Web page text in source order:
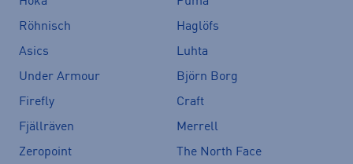
Röhnisch
Haglöfs
Asics
Luhta
Under Armour
Björn Borg
Firefly
Craft
Fjällräven
Merrell
Zeropoint
The North Face